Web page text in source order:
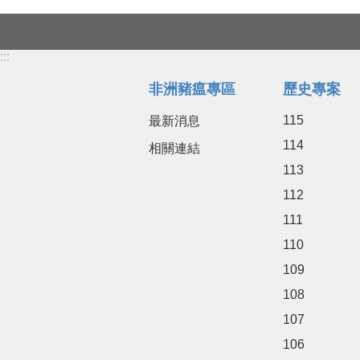
:::
非洲豬瘟專區
最新消息
相關連結
歷史專案
115
114
113
112
111
110
109
108
107
106